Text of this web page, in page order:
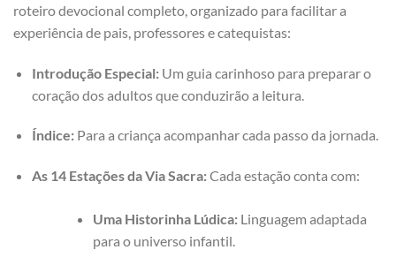
roteiro devocional completo, organizado para facilitar a
experiência de pais, professores e catequistas:
Introdução Especial:Um guia carinhoso para preparar o
coração dos adultos que conduzirão a leitura.
Índice:Para a criança acompanhar cada passo da jornada.
As 14 Estações da Via Sacra:Cada estação conta com:
Uma Historinha Lúdica:Linguagem adaptada
para o universo infantil.